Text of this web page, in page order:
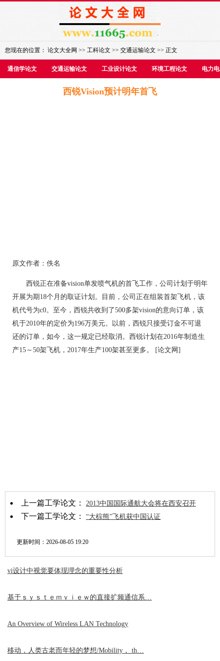
您现在的位置：论文大全网>>工科论文>>交通运输论文>> 正文
通信学论文 交通运输论文 工业设计论文 环境工程论文 电力
西锐Vision预计明年首飞
原文作者：佚名
西锐正在准备vision单发喷气机的首飞工作，公司计划于明年
开展为期18个月的取证计划。目前，公司正在组装首架飞机，该
机代号为c0。至今，西锐共收到了500多架vision的意向订单，该
机于2010年的定价为196万美元。以前，西锐只接受订金不可退
还的订单，如今，这一规定已经取消。西锐计划在2016年制造生
产15～50架飞机，2017年生产100架甚至更多。 [论文网]
上一篇工学论文： 2013中国国际通航大会将在西安召开
下一篇工学论文： “大棕熊”飞机获中国认证
更新时间： 2026-08-05 19:20
vi设计中视觉要体现理念的重要性分析
基于ｓｙｓｔｅｍｖｉｅｗ的直接扩频通信系…
An Overview of Wireless LAN Technology
移动，人类古老而年轻的梦想/Mobility， th…